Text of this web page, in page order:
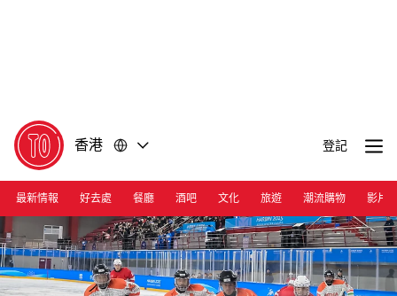
香港 登記
最新情報 好去處 餐廳 酒吧 文化 旅遊 潮流購物 影片